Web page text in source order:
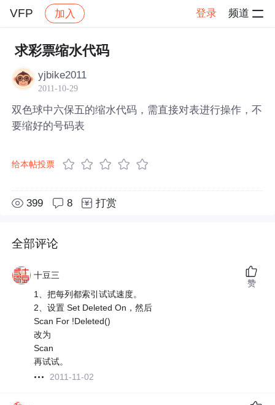
VFP 加入 登录 频道
社区 VFP 帖子详情
求彩票缩水代码
yjbike2011
2011-10-29
双色球中六保五的缩水代码，需直接对表进行操作，不
要缩好的号码表
给本帖投票
399 8 打赏
全部评论
十豆三
1、把每列都索引试试速度。
2、设置 Set Deleted On，然后
Scan For !Deleted()
改为
Scan
再试试。
2011-11-02
赞